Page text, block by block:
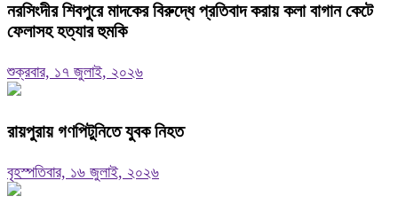
নরসিংদীর শিবপুরে মাদকের বিরুদ্ধে প্রতিবাদ করায় কলা বাগান কেটে
ফেলাসহ হত্যার হুমকি
শুক্রবার, ১৭ জুলাই, ২০২৬
রায়পুরায় গণপিটুনিতে যুবক নিহত
বৃহস্পতিবার, ১৬ জুলাই, ২০২৬